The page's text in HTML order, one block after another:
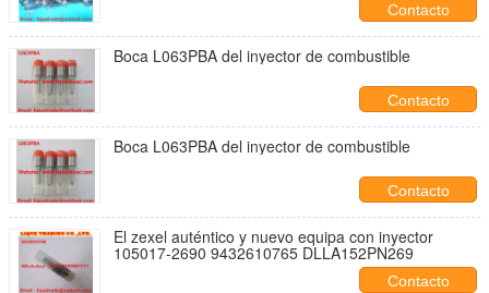
Contacto
Boca L063PBA del inyector de combustible
Contacto
Boca L063PBA del inyector de combustible
Contacto
El zexel auténtico y nuevo equipa con inyector
105017-2690 9432610765 DLLA152PN269
Contacto